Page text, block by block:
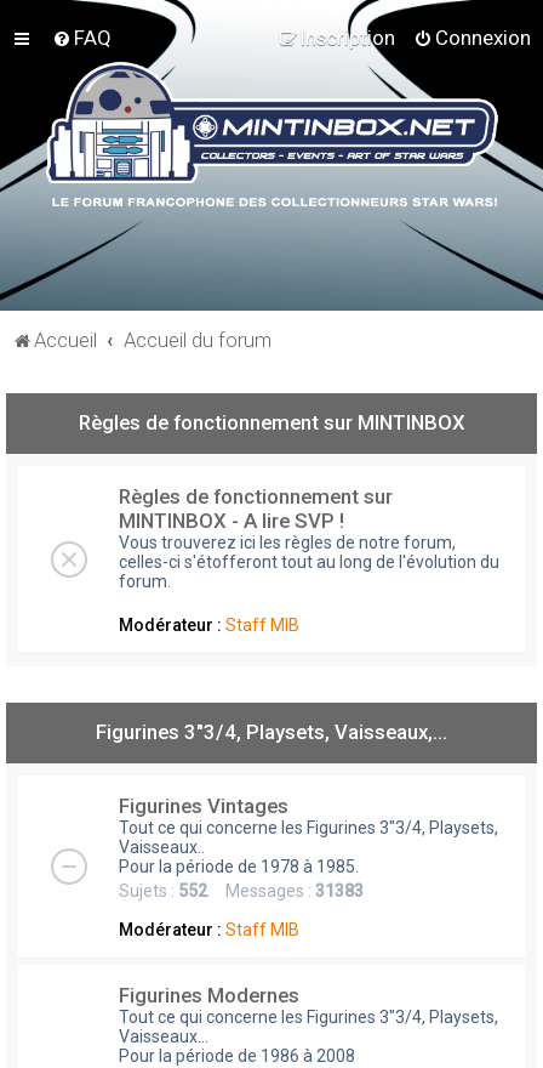
FAQ Connexion
Inscription
Accueil Accueil du forum
Règles de fonctionnement sur MINTINBOX
Règles de fonctionnement sur
MINTINBOX - A lire SVP !
Vous trouverez ici les règles de notre forum,
celles-ci s'étofferont tout au long de l'évolution du
forum.
Modérateur : Staff MIB
Figurines 3"3/4, Playsets, Vaisseaux,…
Figurines Vintages
Tout ce qui concerne les Figurines 3"3/4, Playsets,
Vaisseaux..
Pour la période de 1978 à 1985.
Sujets : 552Messages : 31383
Modérateur : Staff MIB
Figurines Modernes
Tout ce qui concerne les Figurines 3"3/4, Playsets,
Vaisseaux...
Pour la période de 1986 à 2008